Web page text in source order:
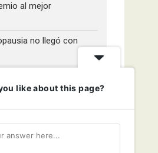
al mejor
no llegó con
el cine venezolano hizo
Libros que nadie lee y
Redescubriendo ‘Y
like about this page?